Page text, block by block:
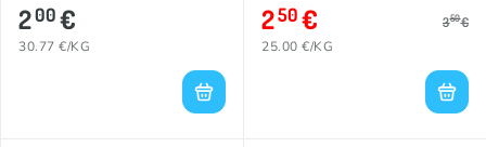
200€
30.77 €/KG
250€ 350€
25.00 €/KG